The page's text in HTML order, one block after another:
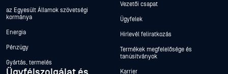
az Egyesült Államok szövetségi
kormánya
Energia
Pénzügy
Gyártás, termelés
Vezetői csapat
Ügyfelek
Hírlevél feliratkozás
Termékek megfelelősége és
tanúsítványok
Karrier